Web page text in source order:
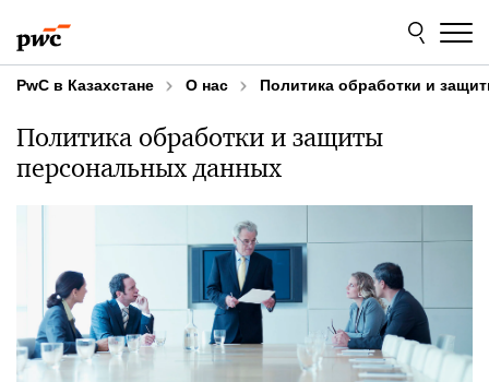
to
content
to
footer
PwC в Казахстане О нас Политика обработки и
Политика обработки и защиты
персональных данных